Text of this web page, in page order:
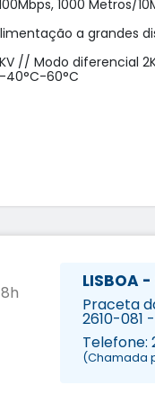
1000 Metros/
a grandes
// Modo diferencial
60°C
LISBOA -
Praceta
2610-081
Telefone:
(Chamada